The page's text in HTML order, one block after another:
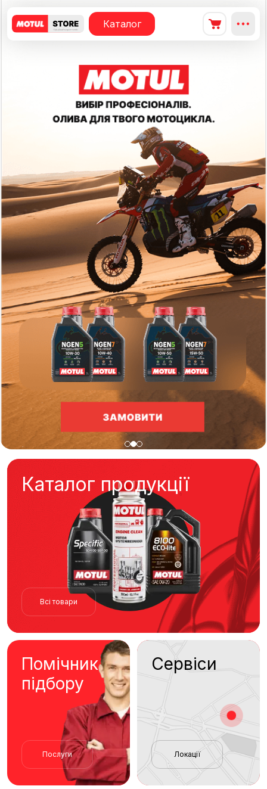
Каталог
Каталог продукції
Всі товари
Помічник
підбору
Послуги
Сервіси
Локації